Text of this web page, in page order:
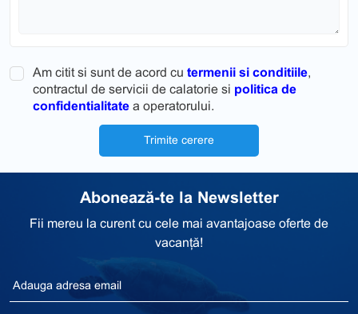
Am citit si sunt de acord cu termenii si conditiile,
contractul de servicii de calatorie si politica de
confidentialitate a operatorului.
Trimite cerere
Abonează-te la Newsletter
Fii mereu la curent cu cele mai avantajoase oferte de
vacanță!